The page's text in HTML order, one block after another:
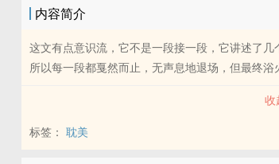
内容简介
这文有点意识流，它不是一段接一段，它讲述了
所以每一段都戛然而止，无声息地退场，但最终
收
标签： 耽美